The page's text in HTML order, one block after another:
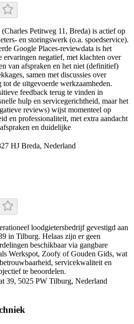
Petitweg 11, Breda) is actief op
en storingswerk (o.a. spoedservice).
Google Places-reviewdata is het
ervaringen negatief, met klachten over
van afspraken en het niet (definitief)
samen met discussies over
de uitgevoerde werkzaamheden.
feedback terug te vinden in
hulp en servicegerichtheid, maar het
reviews) wijst momenteel op
en professionaliteit, met extra aandacht
en duidelijke
HJ Breda, Nederland
loodgietersbedrijf gevestigd aan
in Tilburg. Helaas zijn er geen
beschikbaar via gangbare
Werkspot, Zoofy of Gouden Gids, wat
servicekwaliteit en
te beoordelen.
39, 5025 PW Tilburg, Nederland